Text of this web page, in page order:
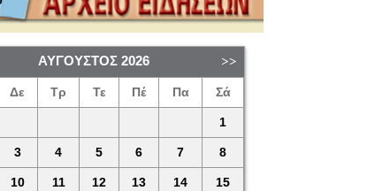
ΑΎΓΟΥΣΤΟΣ 2026
Δε Τρ Τε Πέ Πα Σά
1
3 4 5 6 7 8
10 11 12 13 14 15